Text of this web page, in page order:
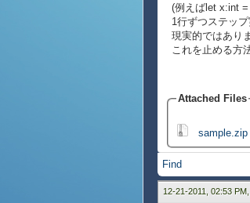
(例えばlet x:int
1行ずつステッ
現実的ではあり
これを止める方
Attached Files
sample.zip
Find
12-21-2011, 02:53 PM,